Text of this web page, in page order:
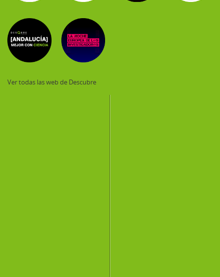
Ver todas las web de Descubre